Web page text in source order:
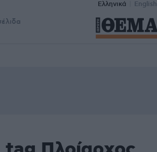
Ελληνικά English